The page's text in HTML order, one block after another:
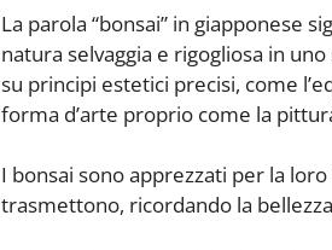
La parola “bonsai” in giapponese
natura selvaggia e rigogliosa in
su principi estetici precisi, come
forma d’arte proprio come la
I bonsai sono apprezzati per la
trasmettono, ricordando la